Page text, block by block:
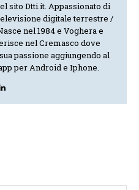
sito Dtti.it. Appassionato di
digitale terrestre /
nel 1984 e Voghera e
nel Cremasco dove
passione aggiungendo al
per Android e Iphone.